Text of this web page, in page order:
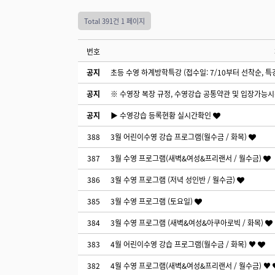
Total 391건 1 페이지
번호
공지
초등 수영 하계방학특강 (접수일: 7/10부터 선착순,
공지 ※ 수영장 복장 규정, 수영강습 공통약관 및 입장가능
공지 ▶ 수영강습 등록현황 실시간확인
388 3월 어린이수영 강습 프로그램(월수금 / 화목)
387 3월 수영 프로그램(새벽&여성&프리랜서 / 월수금)
386 3월 수영 프로그램 (저녁 성인반 / 월수금)
385 3월 수영 프로그램 (토요일)
384 3월 수영 프로그램 (새벽&여성&아쿠아로빅 / 화목)
383 4월 어린이수영 강습 프로그램(월수금 / 화목) ♥
382 4월 수영 프로그램(새벽&여성&프리랜서 / 월수금) ♥